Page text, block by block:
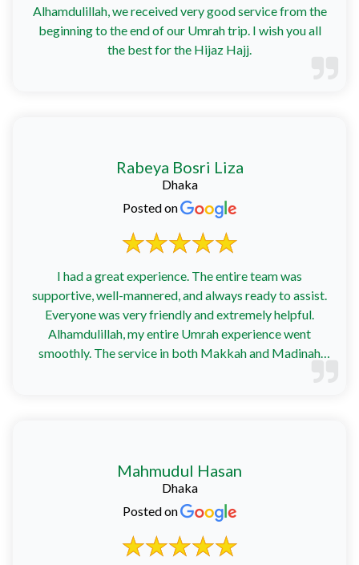
Alhamdulillah, we received very good service from the
beginning to the end of our Umrah trip. I wish you all
the best for the Hijaz Hajj.
Rabeya Bosri Liza
Dhaka
Posted on
I had a great experience. The entire team was
supportive, well-mannered, and always ready to assist.
Everyone was very friendly and extremely helpful.
Alhamdulillah, my entire Umrah experience went
smoothly. The service in both Makkah and Madinah
Mahmudul Hasan
Dhaka
Posted on